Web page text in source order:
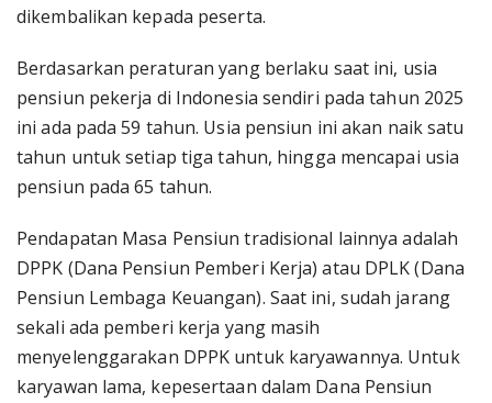
dikembalikan kepada peserta.
Berdasarkan peraturan yang berlaku saat ini, usia
pensiun pekerja di Indonesia sendiri pada tahun 2025
ini ada pada 59 tahun. Usia pensiun ini akan naik satu
tahun untuk setiap tiga tahun, hingga mencapai usia
pensiun pada 65 tahun.
Pendapatan Masa Pensiun tradisional lainnya adalah
DPPK (Dana Pensiun Pemberi Kerja) atau DPLK (Dana
Pensiun Lembaga Keuangan). Saat ini, sudah jarang
sekali ada pemberi kerja yang masih
menyelenggarakan DPPK untuk karyawannya. Untuk
karyawan lama, kepesertaan dalam Dana Pensiun